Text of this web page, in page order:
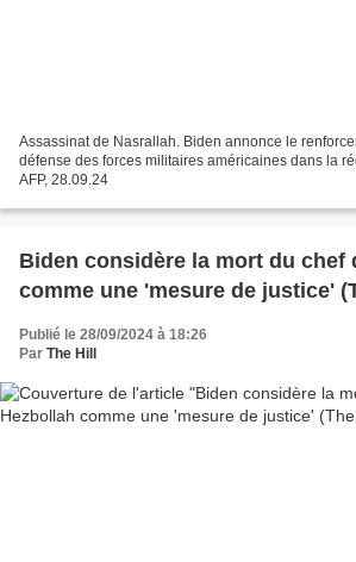
Assassinat de Nasrallah. Biden annonce le
défense des forces militaires américaines dans la
AFP, 28.09.24
Biden considère la mort du chef
comme une 'mesure de justice'
Publié le 28/09/2024 à 18:26
Par The Hill